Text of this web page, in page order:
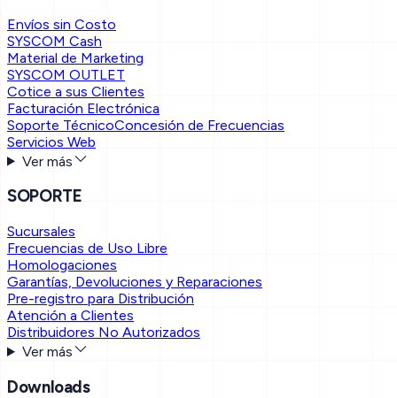
Envíos sin Costo
SYSCOM Cash
Material de Marketing
SYSCOM OUTLET
Cotice a sus Clientes
Facturación Electrónica
Soporte TécnicoConcesión de Frecuencias
Servicios Web
Ver más
SOPORTE
Sucursales
Frecuencias de Uso Libre
Homologaciones
Garantías, Devoluciones y Reparaciones
Pre-registro para Distribución
Atención a Clientes
Distribuidores No Autorizados
Ver más
Downloads